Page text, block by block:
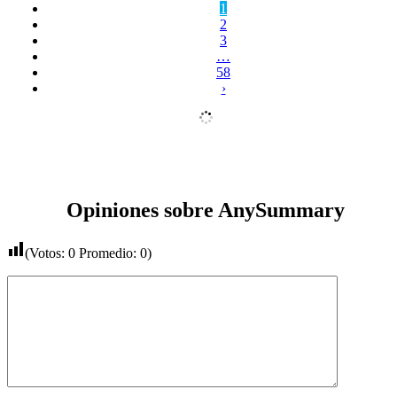
1
2
3
…
58
›
Opiniones sobre AnySummary
(Votos: 0 Promedio: 0)